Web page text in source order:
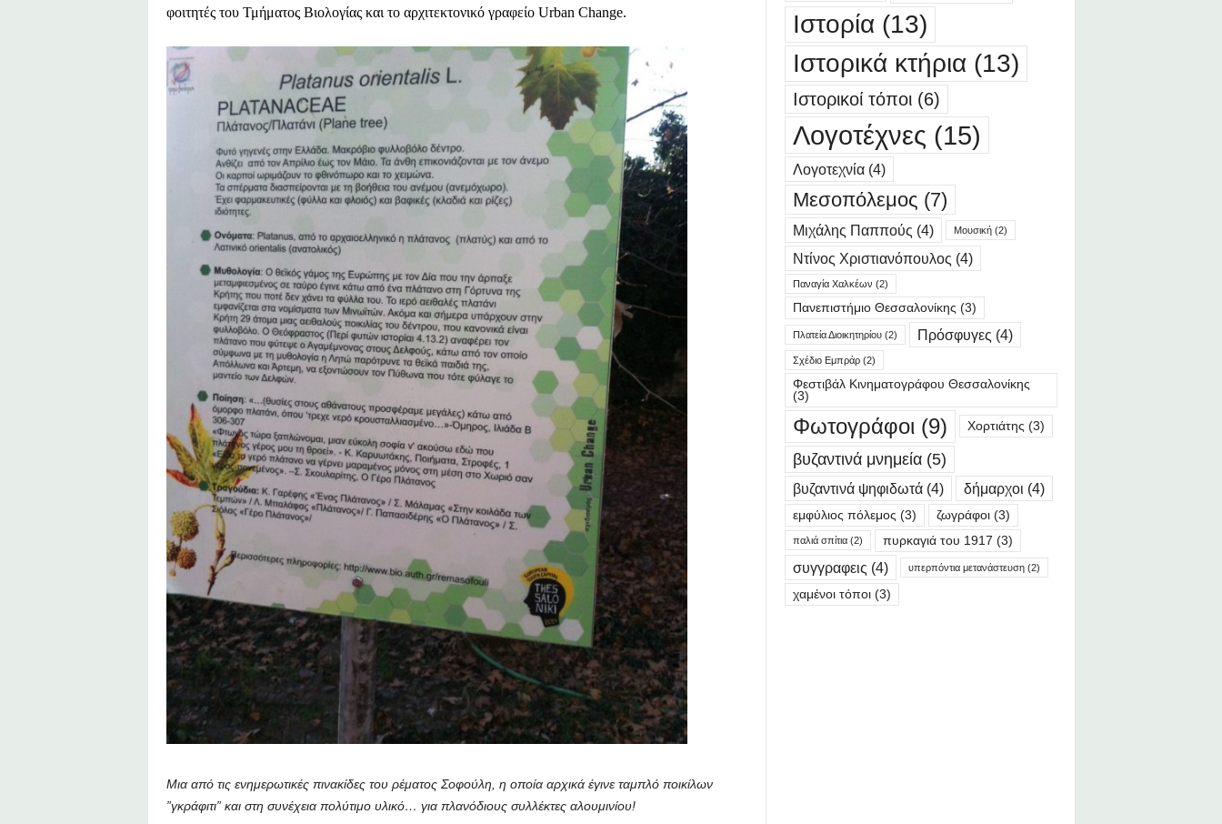
φοιτητές του Τμήματος Βιολογίας και το αρχιτεκτονικό γραφείο Urban Change.
Μια από τις ενημερωτικές πινακίδες του ρέματος Σοφούλη, η οποία αρχικά έγινε ταμπλό ποικίλων
”γκράφιτι” και στη συνέχεια πολύτιμο υλικό… για πλανόδιους συλλέκτες αλουμινίου!
Ιστορία(13)
Ιστορικά κτήρια(13)
Ιστορικοί τόποι(6)
Λογοτέχνες (15)
Λογοτεχνία(4)
Μεσοπόλεμος (7)
Μιχάλης Παππούς (4) Μουσική(2)
Ντίνος Χριστιανόπουλος (4)
Παναγία Χαλκέων (2)
Πανεπιστήμιο Θεσσαλονίκης (3)
Πλατεία Διοικητηρίου(2) Πρόσφυγες (4)
Σχέδιο Εμπράρ(2)
Φεστιβάλ Κινηματογράφου Θεσσαλονίκης
(3)
Φωτογράφοι (9) Χορτιάτης (3)
βυζαντινά μνημεία(5)
βυζαντινά ψηφιδωτά(4) δήμαρχοι (4)
εμφύλιος πόλεμος (3) ζωγράφοι(3)
παλιά σπίτια(2) πυρκαγιά του 1917 (3)
συγγραφεις (4) υπερπόντια μετανάστευση(2)
χαμένοι τόποι(3)